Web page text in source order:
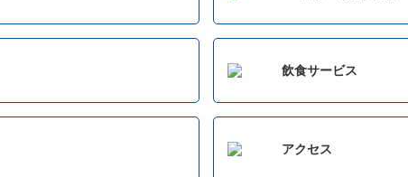
飲食サービス
アクセス